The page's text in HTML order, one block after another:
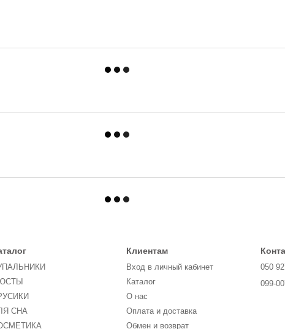
СНА
Клиентам
Вход в личный кабинет
Каталог
О нас
Оплата и доставка
Обмен и возврат
050
099-